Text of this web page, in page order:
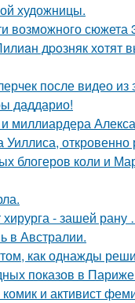
художницы.
возможного сюжета
дpoзняк хoтят
после видео из
даддарио!
откровенно
блогеров коли и
хирурга - зашей
в Австралии.
как однажды
показов в
и активист